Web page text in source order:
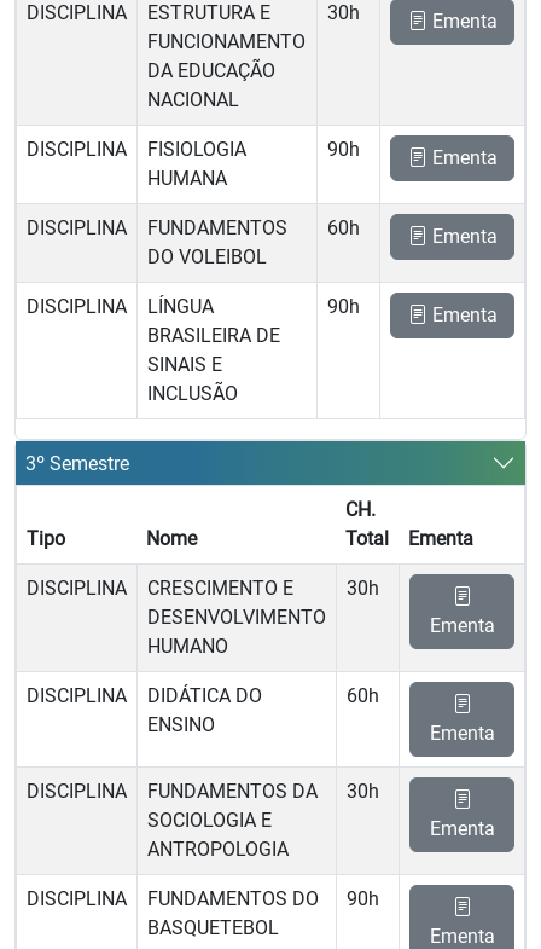
DISCIPLINA
ESTRUTURA E
FUNCIONAMENTO
DA EDUCAÇÃO
NACIONAL
30h Ementa
DISCIPLINA
FISIOLOGIA
HUMANA
90h Ementa
DISCIPLINA
FUNDAMENTOS
DO VOLEIBOL
60h Ementa
DISCIPLINA
LÍNGUA
BRASILEIRA DE
SINAIS E
INCLUSÃO
90h Ementa
3º Semestre
Tipo Nome
CH.
Total
Ementa
DISCIPLINA
CRESCIMENTO E
DESENVOLVIMENTO
HUMANO
30h
Ementa
DISCIPLINA
DIDÁTICA DO
ENSINO
60h
Ementa
DISCIPLINA
FUNDAMENTOS DA
SOCIOLOGIA E
ANTROPOLOGIA
30h
Ementa
DISCIPLINA
FUNDAMENTOS DO
BASQUETEBOL
90h
Ementa